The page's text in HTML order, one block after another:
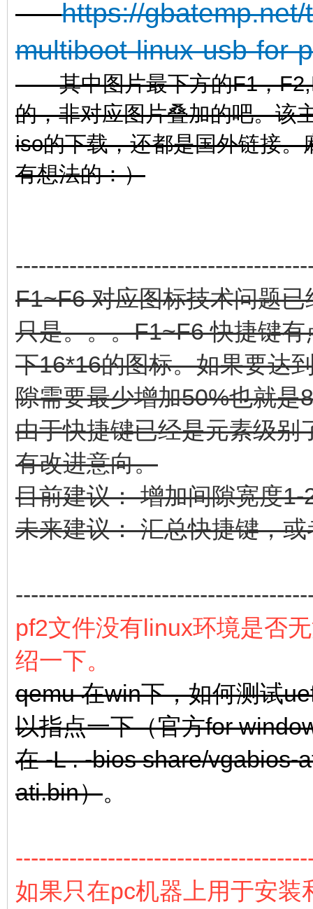
https://
multiboot-linux-usb-for-
其中图片最下方的F1，
的，非对应图片叠加的吧。该
iso的下载，还都是国外链接
有想法的：）
F1~F6 对应图标技术问题已
只是。。。F1~F6 快捷键
下16*16的图标。如果要达
隙需要最少增加50%也就是
由于快捷键已经是元素级别
有改进意向。
目前建议： 增加间隙宽度1-
未来建议： 汇总快捷键，
pf2文件没有linux环境是否
绍一下。
qemu 在win下，如何测试
以指点一下（官方for
在 -L . -bios share/vgabios-
ati.bin）。
如果只在pc机器上用于安